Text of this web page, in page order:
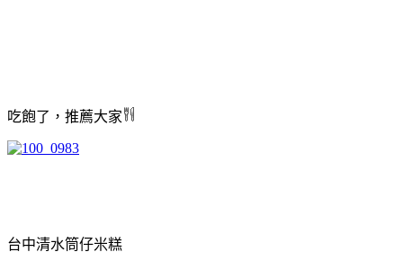
吃飽了，推薦大家
台中清水筒仔米糕